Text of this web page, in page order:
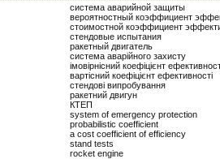
система аварийной защиты
вероятностный коэффициент
стоимостной коэффициент
стендовые испытания
ракетный двигатель
система аварійного захисту
імовірнісний коефіцієнт
вартісний коефіцієнт ефективності
стендові випробування
ракетний двигун
КТЕП
system of emergency protection
probabilistic coefficient
a cost coefficient of efficiency
stand tests
rocket engine